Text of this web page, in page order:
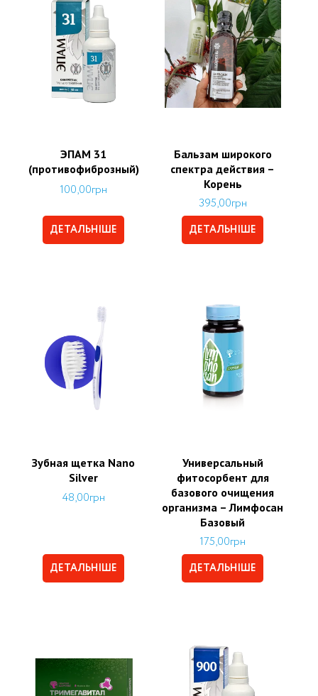
ЭПАМ 31
(противофиброзный)
100,00грн
ДЕТАЛЬНІШЕ
Бальзам широкого
спектра действия –
Корень
395,00грн
ДЕТАЛЬНІШЕ
Зубная щетка Nano
Silver
48,00грн
ДЕТАЛЬНІШЕ
Универсальный
фитосорбент для
базового очищения
организма – Лимфосан
Базовый
175,00грн
ДЕТАЛЬНІШЕ